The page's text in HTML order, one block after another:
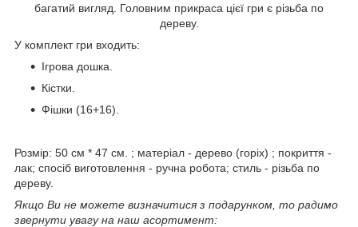
багатий вигляд. Головним прикраса цієї гри є різьба по
дереву.
У комплект гри входить:
Ігрова дошка.
Кістки.
Фішки (16+16).
Розмір: 50 см * 47 см. ; матеріал - дерево (горіх) ; покриття -
лак; спосіб виготовлення - ручна робота; стиль - різьба по
дереву.
Якщо Ви не можете визначитися з подарунком, то радимо
звернути увагу на наш асортимент: